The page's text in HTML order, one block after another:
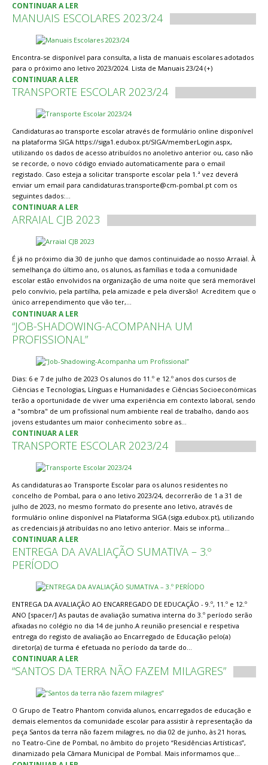
CONTINUAR A LER
MANUAIS ESCOLARES 2023/24
Encontra-se disponível para consulta, a lista de manuais escolares adotados
para o próximo ano letivo 2023/2024. Lista de Manuais 23/24 (+)
CONTINUAR A LER
TRANSPORTE ESCOLAR 2023/24
Candidaturas ao transporte escolar através de formulário online disponível
na plataforma SIGA https://siga1.edubox.pt/SIGA/memberLogin.aspx,
utilizando os dados de acesso atribuídos no anoletivo anterior ou, caso não
se recorde, o novo código enviado automaticamente para o email
registado. Caso esteja a solicitar transporte escolar pela 1.ª vez deverá
enviar um email para candidaturas.transporte@cm-pombal.pt com os
seguintes dados:…
CONTINUAR A LER
ARRAIAL CJB 2023
É já no próximo dia 30 de junho que damos continuidade ao nosso Arraial. À
semelhança do último ano, os alunos, as famílias e toda a comunidade
escolar estão envolvidos na organização de uma noite que será memorável
pelo convívio, pela partilha, pela amizade e pela diversão! Acreditem que o
único arrependimento que vão ter,…
CONTINUAR A LER
“JOB-SHADOWING-ACOMPANHA UM
PROFISSIONAL”
Dias: 6 e 7 de julho de 2023 Os alunos do 11.º e 12.º anos dos cursos de
Ciências e Tecnologias, Línguas e Humanidades e Ciências Socioeconómicas
terão a oportunidade de viver uma experiência em contexto laboral, sendo
a "sombra" de um profissional num ambiente real de trabalho, dando aos
jovens estudantes um maior conhecimento sobre as…
CONTINUAR A LER
TRANSPORTE ESCOLAR 2023/24
As candidaturas ao Transporte Escolar para os alunos residentes no
concelho de Pombal, para o ano letivo 2023/24, decorrerão de 1 a 31 de
julho de 2023, no mesmo formato do presente ano letivo, através de
formulário online disponível na Plataforma SIGA (siga.edubox.pt), utilizando
as credenciais já atribuídas no ano letivo anterior. Mais se informa…
CONTINUAR A LER
ENTREGA DA AVALIAÇÃO SUMATIVA – 3.º
PERÍODO
ENTREGA DA AVALIAÇÃO AO ENCARREGADO DE EDUCAÇÃO - 9.º, 11.º e 12.º
ANO [spacer/] As pautas de avaliação sumativa interna do 3.º período serão
afixadas no colégio no dia 14 de junho.A reunião presencial e respetiva
entrega do registo de avaliação ao Encarregado de Educação pelo(a)
diretor(a) de turma é efetuada no período da tarde do…
CONTINUAR A LER
“SANTOS DA TERRA NÃO FAZEM MILAGRES”
O Grupo de Teatro Phantom convida alunos, encarregados de educação e
demais elementos da comunidade escolar para assistir à representação da
peça Santos da terra não fazem milagres, no dia 02 de junho, às 21 horas,
no Teatro-Cine de Pombal, no âmbito do projeto “Residências Artísticas”,
dinamizado pela Câmara Municipal de Pombal. Mais informamos que…